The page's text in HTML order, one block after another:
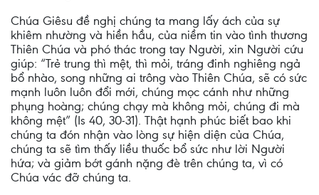
Chúa Giêsu đề nghị chúng ta mang lấy ách của sự
khiêm nhường và hiền hầu, của niềm tin vào tình thương
Thiên Chúa và phó thác trong tay Người, xin Người cứu
giúp: “Trẻ trung thì mệt, thì mỏi, tráng đinh nghiêng ngả
bổ nhào, song những ai trông vào Thiên Chúa, sẽ có sức
mạnh luôn luôn đổi mới, chúng mọc cánh như những
phụng hoàng; chúng chạy mà không mỏi, chúng đi mà
không mệt” (Is 40, 30-31). Thật hạnh phúc biết bao khi
chúng ta đón nhận vào lòng sự hiện diện của Chúa,
chúng ta sẽ tìm thấy liều thuốc bổ sức như lời Người
hứa; và giảm bớt gánh nặng đè trên chúng ta, vì có
Chúa vác đỡ chúng ta.